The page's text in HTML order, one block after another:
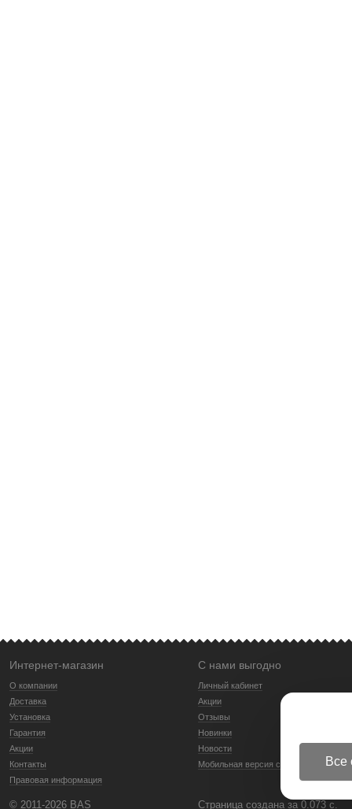
Интернет-магазин
О компании
Доставка
Установка
Гарантия
Акции
Контакты
Правовая информация
С нами выгодно
Личный кабинет
Акции
Отзывы
Новинки
Новости
Мобильная версия сайта
© 2011-2026 BAS Страница создана за 0.073 с.
Все